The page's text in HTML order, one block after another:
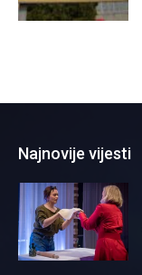
Najnovije vijesti